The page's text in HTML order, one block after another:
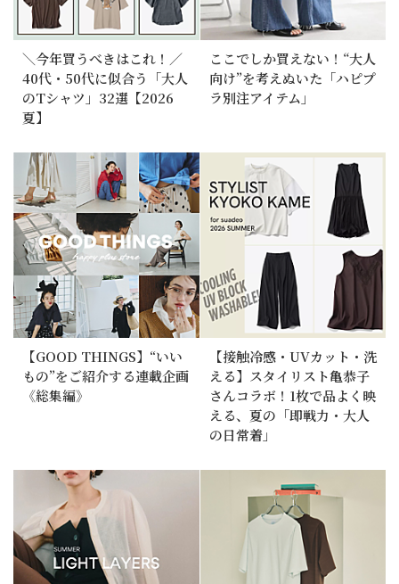
＼今年買うべきはこれ！／
40代・50代に似合う「大人
のTシャツ」32選【2026
夏】
ここでしか買えない！“大人
向け”を考えぬいた「ハピプ
ラ別注アイテム」
【GOOD THINGS】“いい
もの”をご紹介する連載企画
《総集編》
【接触冷感・UVカット・洗
える】スタイリスト亀恭子
さんコラボ！1枚で品よく映
える、夏の「即戦力・大人
の日常着」